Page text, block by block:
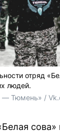
отряд
людей.
— Тюмень» /